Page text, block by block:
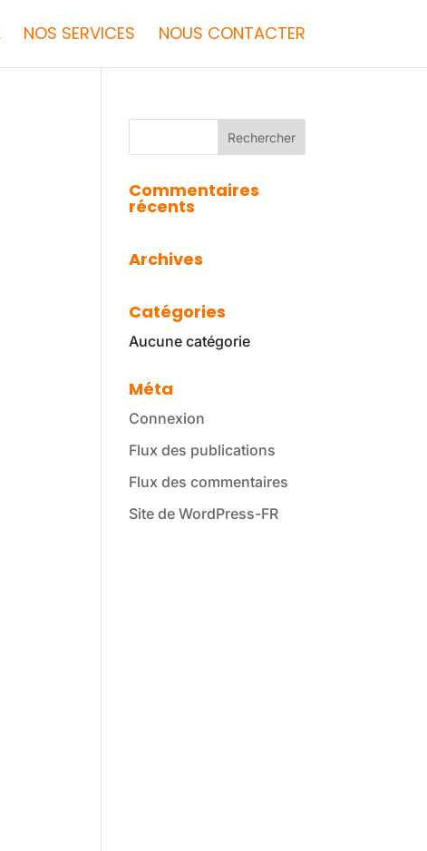
NOS SERVICES NOUS CONTACTER
Commentaires
récents
Archives
Catégories
Aucune catégorie
Méta
Connexion
Flux des publications
Flux des commentaires
Site de WordPress-FR